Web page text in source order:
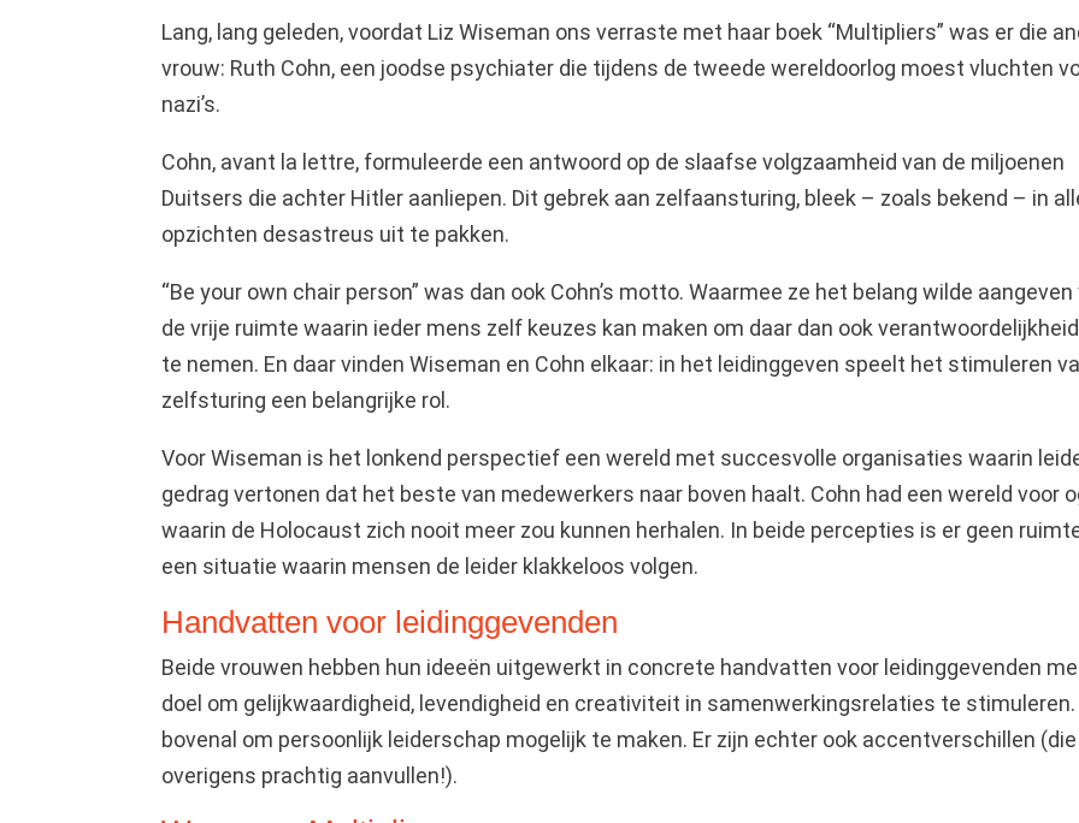
Lang, lang geleden, voordat Liz Wiseman ons verraste met haar boek “Multipliers” was er die
vrouw: Ruth Cohn, een joodse psychiater die tijdens de tweede wereldoorlog moest vluchten
nazi’s.
Cohn, avant la lettre, formuleerde een antwoord op de slaafse volgzaamheid van de miljoenen
Duitsers die achter Hitler aanliepen. Dit gebrek aan zelfaansturing, bleek – zoals bekend – in
opzichten desastreus uit te pakken.
“Be your own chair person” was dan ook Cohn’s motto. Waarmee ze het belang wilde aangeven
de vrije ruimte waarin ieder mens zelf keuzes kan maken om daar dan ook
te nemen. En daar vinden Wiseman en Cohn elkaar: in het leidinggeven speelt het stimuleren
zelfsturing een belangrijke rol.
Voor Wiseman is het lonkend perspectief een wereld met succesvolle organisaties waarin
gedrag vertonen dat het beste van medewerkers naar boven haalt. Cohn had een wereld voor
waarin de Holocaust zich nooit meer zou kunnen herhalen. In beide percepties is er geen
een situatie waarin mensen de leider klakkeloos volgen.
Handvatten voor leidinggevenden
Beide vrouwen hebben hun ideeën uitgewerkt in concrete handvatten voor leidinggevenden
doel om gelijkwaardigheid, levendigheid en creativiteit in samenwerkingsrelaties te stimuleren.
bovenal om persoonlijk leiderschap mogelijk te maken. Er zijn echter ook accentverschillen
overigens prachtig aanvullen!).